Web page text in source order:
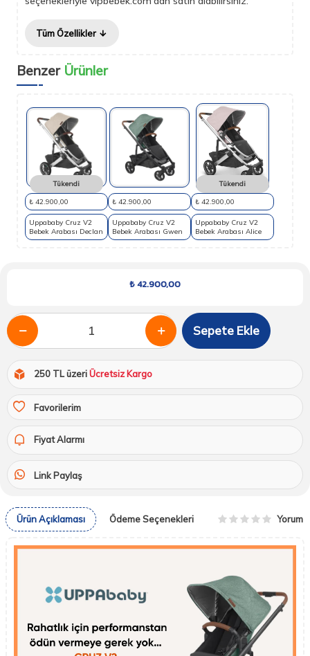
Tüm Özellikler
BenzerÜrünler
Tükendi
₺ 42.900,00
Uppababy Cruz V2
Bebek Arabası Declan
₺ 42.900,00
Uppababy Cruz V2
Bebek Arabası Gwen
Tükendi
₺ 42.900,00
Uppababy Cruz V2
Bebek Arabası Alice
₺42.900,00
Sepete Ekle
250 TL üzeriÜcretsiz Kargo
Favorilerim
Fiyat Alarmı
Link Paylaş
Ürün Açıklaması Ödeme Seçenekleri Yorum